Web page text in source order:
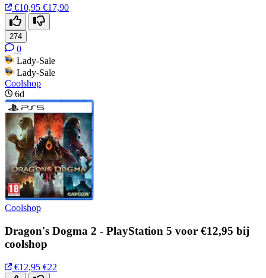
€10,95 €17,90
274
0
Lady-Sale
Lady-Sale
Coolshop
6d
Coolshop
Dragon's Dogma 2 - PlayStation 5 voor €12,95 bij
coolshop
€12,95 €22